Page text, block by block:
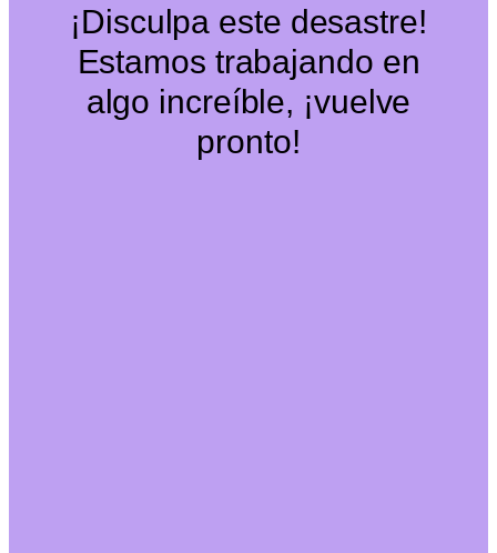
¡Disculpa este desastre!
Estamos trabajando en
algo increíble, ¡vuelve
pronto!